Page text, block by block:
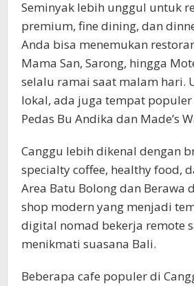
Seminyak lebih unggul untuk
premium, fine dining, dan
Anda bisa menemukan
Mama San, Sarong, hingga
selalu ramai saat malam hari.
lokal, ada juga tempat populer
Pedas Bu Andika dan Made’s
Canggu lebih dikenal dengan
specialty coffee, healthy food,
Area Batu Bolong dan Berawa
shop modern yang menjadi
digital nomad bekerja remote
menikmati suasana Bali.
Beberapa cafe populer di